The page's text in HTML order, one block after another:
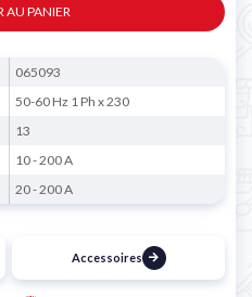
AU PANIER
065093
50-60 Hz 1 Ph x 230
13
10 - 200 A
20 - 200 A
Accessoires